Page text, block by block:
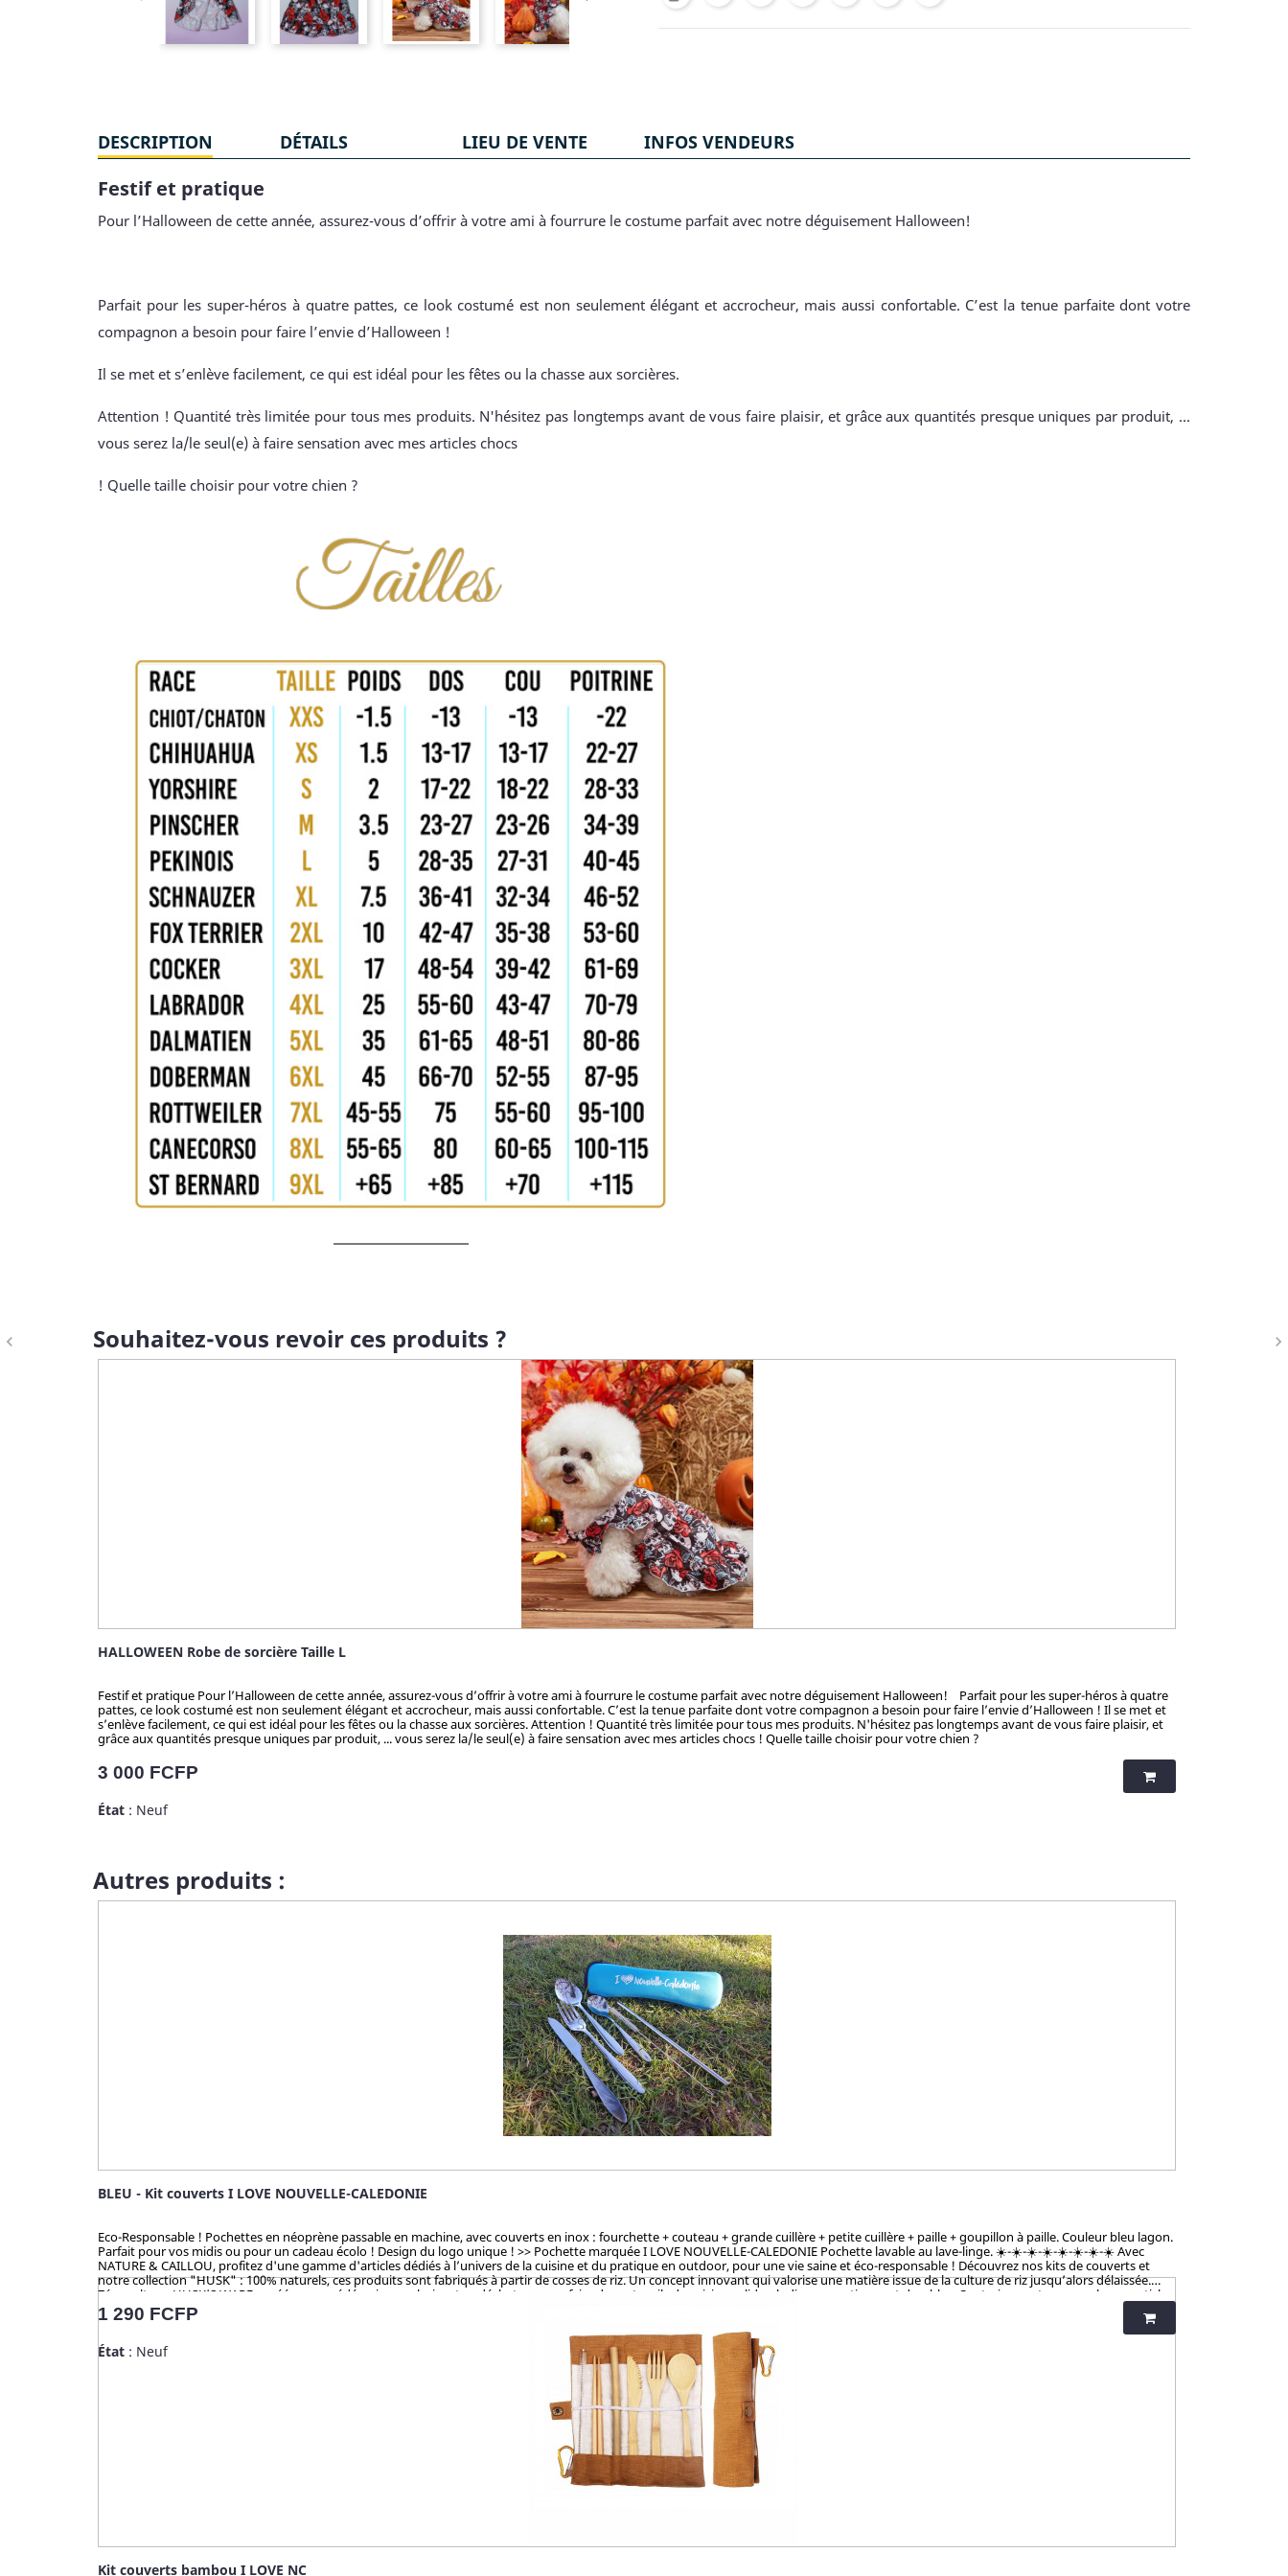
navigate_before navigate_next
DESCRIPTION DÉTAILS LIEU DE VENTE INFOS VENDEURS
Festif et pratique
Pour l’Halloween de cette année, assurez-vous d’offrir à votre ami à fourrure le costume parfait avec notre déguisement Halloween!
Parfait pour les super-héros à quatre pattes, ce look costumé est non seulement élégant et accrocheur, mais aussi confortable. C’est la tenue parfaite dont votre
compagnon a besoin pour faire l’envie d’Halloween !
Il se met et s’enlève facilement, ce qui est idéal pour les fêtes ou la chasse aux sorcières.
Attention ! Quantité très limitée pour tous mes produits. N'hésitez pas longtemps avant de vous faire plaisir, et grâce aux quantités presque uniques par produit, ...
vous serez la/le seul(e) à faire sensation avec mes articles chocs
! Quelle taille choisir pour votre chien ?
Souhaitez-vous revoir ces produits ?
HALLOWEEN Robe de sorcière Taille L
Festif et pratique Pour l’Halloween de cette année, assurez-vous d’offrir à votre ami à fourrure le costume parfait avec notre déguisement Halloween! Parfait pour les super-héros à quatre
pattes, ce look costumé est non seulement élégant et accrocheur, mais aussi confortable. C’est la tenue parfaite dont votre compagnon a besoin pour faire l’envie d’Halloween ! Il se met et
s’enlève facilement, ce qui est idéal pour les fêtes ou la chasse aux sorcières. Attention ! Quantité très limitée pour tous mes produits. N'hésitez pas longtemps avant de vous faire plaisir, et
grâce aux quantités presque uniques par produit, ... vous serez la/le seul(e) à faire sensation avec mes articles chocs ! Quelle taille choisir pour votre chien ?
Prix
3 000 FCFP
État : Neuf
Autres produits :
BLEU - Kit couverts I LOVE NOUVELLE-CALEDONIE
Eco-Responsable ! Pochettes en néoprène passable en machine, avec couverts en inox : fourchette + couteau + grande cuillère + petite cuillère + paille + goupillon à paille. Couleur bleu lagon.
Parfait pour vos midis ou pour un cadeau écolo ! Design du logo unique ! >> Pochette marquée I LOVE NOUVELLE-CALEDONIE Pochette lavable au lave-linge. ☀️-☀️-☀️-☀️-☀️-☀️-☀️-☀️ Avec
NATURE & CAILLOU, profitez d'une gamme d'articles dédiés à l’univers de la cuisine et du pratique en outdoor, pour une vie saine et éco-responsable ! Découvrez nos kits de couverts et
notre collection "HUSK" : 100% naturels, ces produits sont fabriqués à partir de cosses de riz. Un concept innovant qui valorise une matière issue de la culture de riz jusqu’alors délaissée.
Zéro culture, HUSK’S WARE a créé un procédé unique valorisant ce déchet pour en faire des ustencils de cuisine solides, ludiques, pratiques et durables. Contrairement aux nombreux articles
en bambou qui contiennent du mélaminé pour la coloration et le vernis, ces articles en cosse de riz sont 100% naturels, vertueux, totalement sains et 100% biodégradables. Breveté : procédé
analysé et certifié par la TUV (Allemagne), SGS (Suisse), BOKEN (Japon), CTI (Chine), FDA (USA) pour ses hauts standards en eco-friendliness et non-toxicité.
Prix
1 290 FCFP
État : Neuf
Kit couverts bambou I LOVE NC